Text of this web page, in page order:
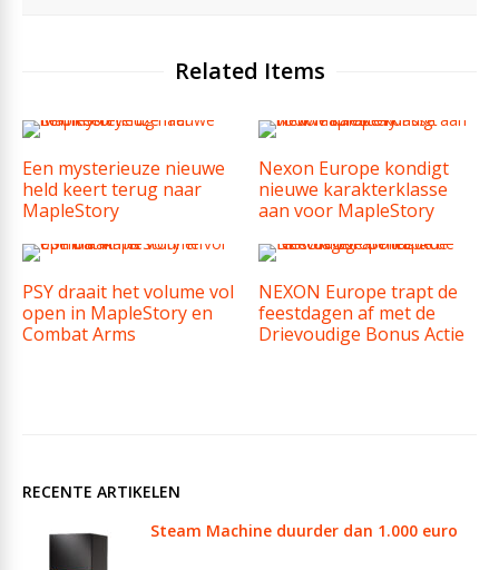
Related Items
Een mysterieuze nieuwe
held keert terug naar
MapleStory
Nexon Europe kondigt
nieuwe karakterklasse
aan voor MapleStory
PSY draait het volume vol
open in MapleStory en
Combat Arms
NEXON Europe trapt de
feestdagen af met de
Drievoudige Bonus Actie
RECENTE ARTIKELEN
Steam Machine duurder dan 1.000 euro